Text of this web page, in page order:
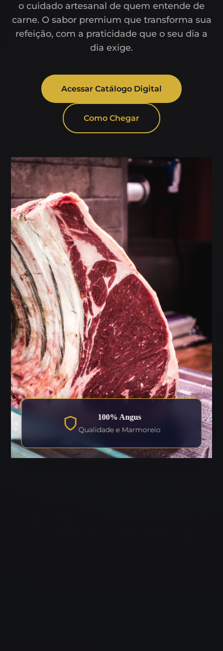
o cuidado artesanal de quem entende de
carne. O sabor premium que transforma sua
refeição, com a praticidade que o seu dia a
dia exige.
Acessar Catálogo Digital
Como Chegar
100% Angus
Qualidade e Marmoreio